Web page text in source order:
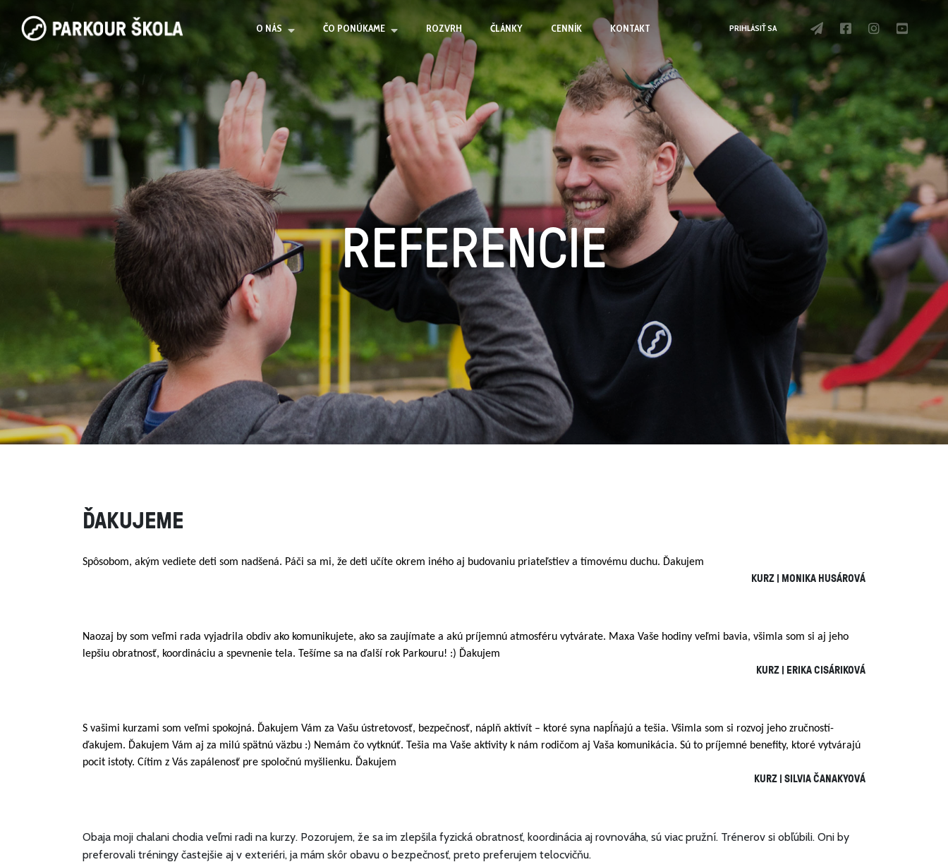
O NÁS ČO PONÚKAME ROZVRH ČLÁNKY CENNÍK KONTAKT PRIHLÁSIŤ SA
REFERENCIE
ĎAKUJEME
Spôsobom, akým vediete deti som nadšená. Páči sa mi, že deti učíte okrem iného aj budovaniu priateľstiev a tímovému duchu. Ďakujem
KURZ | MONIKA HUSÁROVÁ
Naozaj by som veľmi rada vyjadrila obdiv ako komunikujete, ako sa zaujímate a akú príjemnú atmosféru vytvárate. Maxa Vaše hodiny veľmi bavia, všimla som si aj jeho
lepšiu obratnosť, koordináciu a spevnenie tela. Tešíme sa na ďalší rok Parkouru! :) Ďakujem
KURZ | ERIKA CISÁRIKOVÁ
S vašimi kurzami som veľmi spokojná. Ďakujem Vám za Vašu ústretovosť, bezpečnosť, náplň aktivít – ktoré syna napĺňajú a tešia. Všimla som si rozvoj jeho zručností-
ďakujem. Ďakujem Vám aj za milú spätnú väzbu :) Nemám čo vytknúť. Tešia ma Vaše aktivity k nám rodičom aj Vaša komunikácia. Sú to príjemné benefity, ktoré vytvárajú
pocit istoty. Cítim z Vás zapálenosť pre spoločnú myšlienku. Ďakujem
KURZ | SILVIA ČANAKYOVÁ
Obaja moji chalani chodia veľmi radi na kurzy. Pozorujem, že sa im zlepšila fyzická obratnosť, koordinácia aj rovnováha, sú viac pružní. Trénerov si obľúbili. Oni by
preferovali tréningy častejšie aj v exteriéri, ja mám skôr obavu o bezpečnosť, preto preferujem telocvičňu.